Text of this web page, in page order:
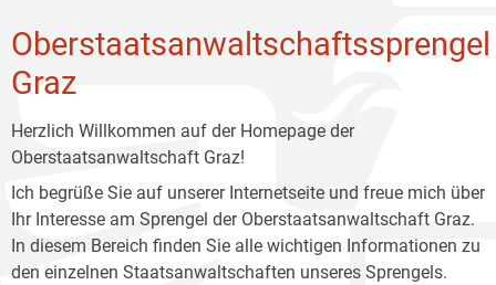
Oberstaatsanwaltschaftssprengel
Graz
Herzlich Willkommen auf der Homepage der
Oberstaatsanwaltschaft Graz!
Ich begrüße Sie auf unserer Internetseite und freue mich über
Ihr Interesse am Sprengel der Oberstaatsanwaltschaft Graz.
In diesem Bereich finden Sie alle wichtigen Informationen zu
den einzelnen Staatsanwaltschaften unseres Sprengels.